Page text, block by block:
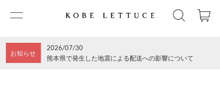
お知らせ
2026/07/30
熊本県で発生した地震による配送への影響について